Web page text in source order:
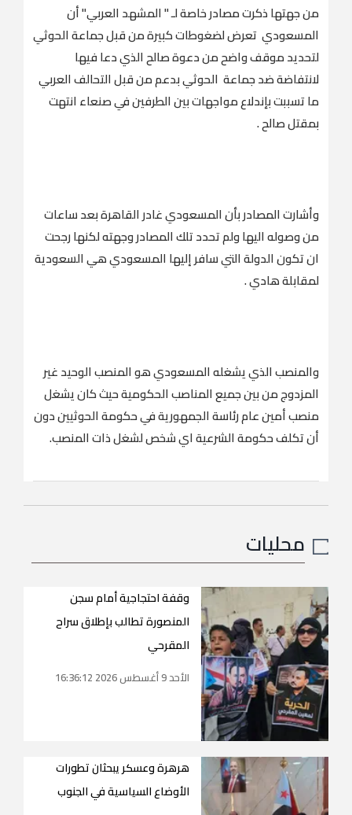
من جهتها ذكرت مصادر خاصة لـ " المشهد العربي" أن
المسعودي تعرض لضغوطات كبيرة من قبل جماعة الحوثي
لتحديد موقف واضح من دعوة صالح الذي دعا فيها
لانتفاضة ضد جماعة الحوثي بدعم من قبل التحالف العربي
ما تسببت بإندلاع مواجهات بين الطرفين في صنعاء انتهت
بمقتل صالح .
وأشارت المصادر بأن المسعودي غادر القاهرة بعد ساعات
من وصوله اليها ولم تحدد تلك المصادر وجهته لكنها رجحت
ان تكون الدولة التي سافر إليها المسعودي هي السعودية
لمقابلة هادي .
والمنصب الذي يشغله المسعودي هو المنصب الوحيد غير
المزدوج من بين جميع المناصب الحكومية حيث كان يشغل
منصب أمين عام رئاسة الجمهورية في حكومة الحوثيين دون
أن تكلف حكومة الشرعية اي شخص لشغل ذات المنصب.
محليات
وقفة احتجاجية أمام سجن
المنصورة تطالب بإطلاق سراح
المقرحي
الأحد 9 أغسطس 2026 16:36:12
هرهرة وعسكر يبحثان تطورات
الأوضاع السياسية في الجنوب